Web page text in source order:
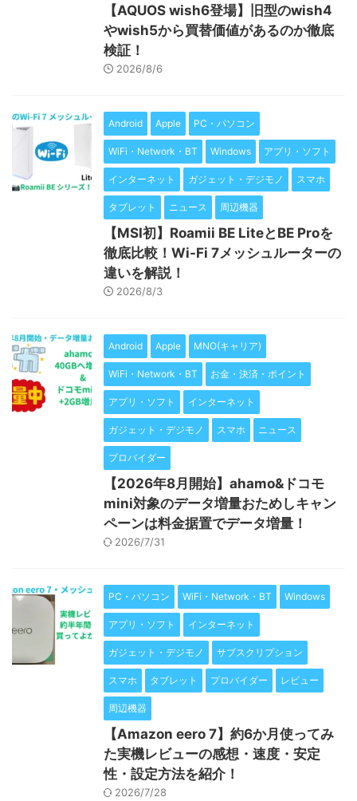
【AQUOS wish6登場】旧型のwish4
やwish5から買替価値があるのか徹底
検証！
2026/8/6
Android Apple PC・パソコン
WiFi・Network・BT Windows アプリ・ソフト
インターネット ガジェット・デジモノ スマホ
タブレット ニュース 周辺機器
【MSI初】Roamii BE LiteとBE Proを
徹底比較！Wi-Fi 7メッシュルーターの
違いを解説！
2026/8/3
Android Apple MNO(キャリア)
WiFi・Network・BT お金・決済・ポイント
アプリ・ソフト インターネット
ガジェット・デジモノ スマホ ニュース
プロバイダー
【2026年8月開始】ahamo&ドコモ
mini対象のデータ増量おためしキャン
ペーンは料金据置でデータ増量！
2026/7/31
PC・パソコン WiFi・Network・BT Windows
アプリ・ソフト インターネット
ガジェット・デジモノ サブスクリプション
スマホ タブレット プロバイダー レビュー
周辺機器
【Amazon eero 7】約6か月使ってみ
た実機レビューの感想・速度・安定
性・設定方法を紹介！
2026/7/28